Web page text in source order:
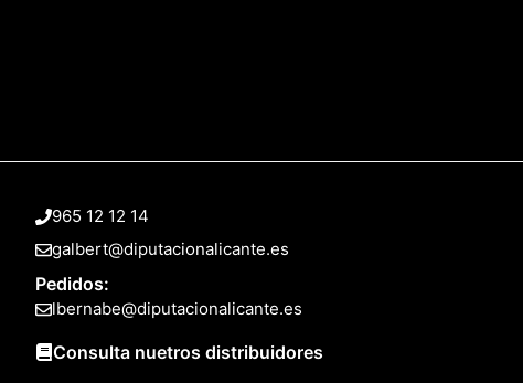
965 12 12 14
galbert@diputacionalicante.es
Pedidos:
lbernabe@diputacionalicante.es
Consulta nuetros distribuidores